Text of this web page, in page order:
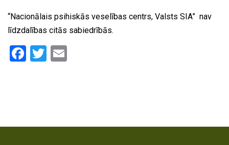
“Nacionālais psihiskās veselības centrs, Valsts SIA” nav
līdzdalības citās sabiedrībās.
Facebook
Twitter